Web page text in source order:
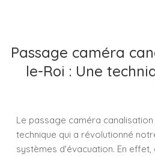
Passage caméra
le-Roi : Une
Le passage caméra
technique qui a révolutionné
systèmes d'évacuation. En